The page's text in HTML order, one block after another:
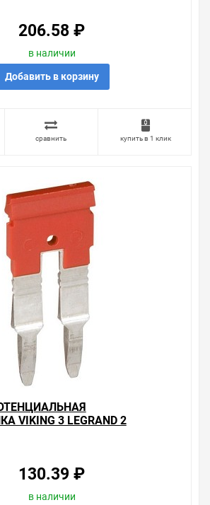
206.58 ₽
в наличии
Добавить в корзину
сравнить купить в 1 клик
VIKING 3 LEGRAND 2
130.39 ₽
в наличии